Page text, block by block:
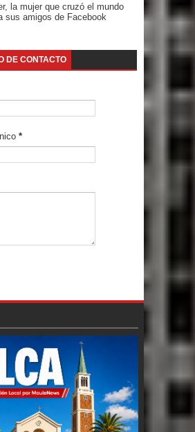
la mujer que cruzó el mundo
sus amigos de Facebook
DE CONTACTO
*